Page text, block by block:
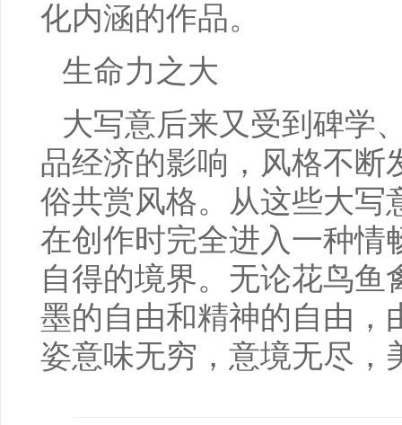
化内涵的作品。
生命力之大
大写意后来又受到碑学
品经济的影响，风格不断
俗共赏风格。从这些大写
在创作时完全进入一种情
自得的境界。无论花鸟
墨的自由和精神的自由，
姿意味无穷，意境无尽，